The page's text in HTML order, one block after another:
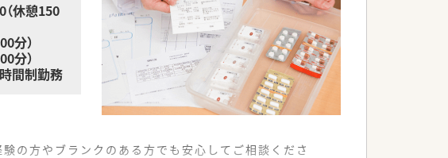
休憩150
分）
分）
間制勤務
の方やブランクのある方でも安心してご相談くださ